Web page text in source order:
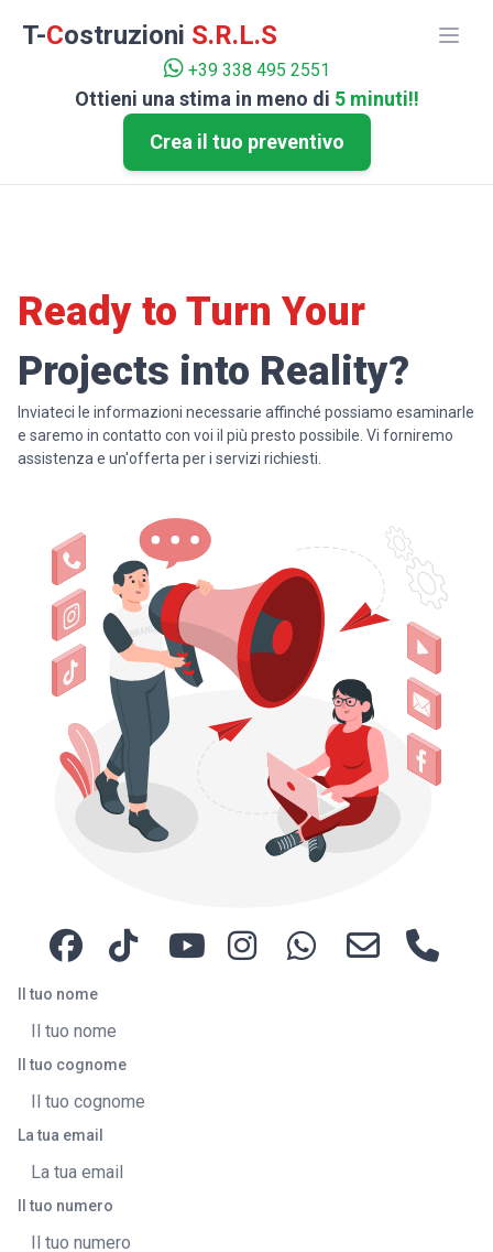
T-Costruzioni S.R.L.S
+39 338 495 2551
Ottieni una stima in meno di 5 minuti!!
Crea il tuo preventivo
Ready to Turn Your
Projects into Reality?
Inviateci le informazioni necessarie affinché possiamo esaminarle
e saremo in contatto con voi il più presto possibile. Vi forniremo
assistenza e un'offerta per i servizi richiesti.
Il tuo nome
Il tuo cognome
La tua email
Il tuo numero